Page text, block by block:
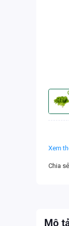
Xem
Chia sẻ
Mô